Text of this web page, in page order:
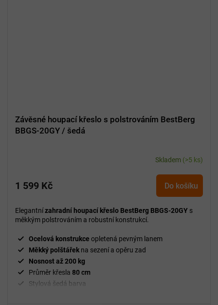
Závěsné houpací křeslo s polstrováním BestBerg
BBGS-20GY / šedá
Skladem (>5 ks)
1 599 Kč Do košíku
Elegantnízahradní houpací křeslo BestBerg BBGS-20GY s
měkkým polstrováním a robustní konstrukcí.
Ocelová konstrukce opletená pevným lanem
Měkký polštářekna sezení a opěru zad
Nosnost až 200 kg
Průměr křesla 80 cm
Stylová šedá barva